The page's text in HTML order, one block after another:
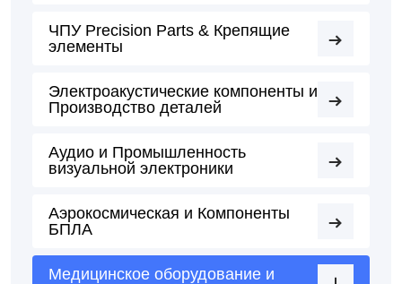
ЧПУ Precision Parts & Крепящие
элементы
Электроакустические компоненты и
Производство деталей
Аудио и Промышленность
визуальной электроники
Аэрокосмическая и Компоненты
БПЛА
Медицинское оборудование и